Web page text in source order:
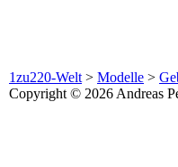
1zu220-Welt > Modelle >
Copyright © 2026 Andreas